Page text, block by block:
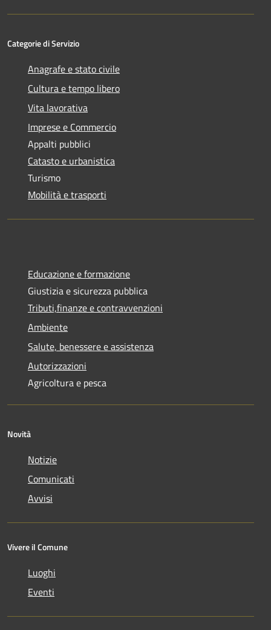
Categorie di Servizio
Anagrafe e stato civile
Cultura e tempo libero
Vita lavorativa
Imprese e Commercio
Appalti pubblici
Catasto e urbanistica
Turismo
Mobilità e trasporti
Educazione e formazione
Giustizia e sicurezza pubblica
Tributi,finanze e contravvenzioni
Ambiente
Salute, benessere e assistenza
Autorizzazioni
Agricoltura e pesca
Novità
Notizie
Comunicati
Avvisi
Vivere il Comune
Luoghi
Eventi